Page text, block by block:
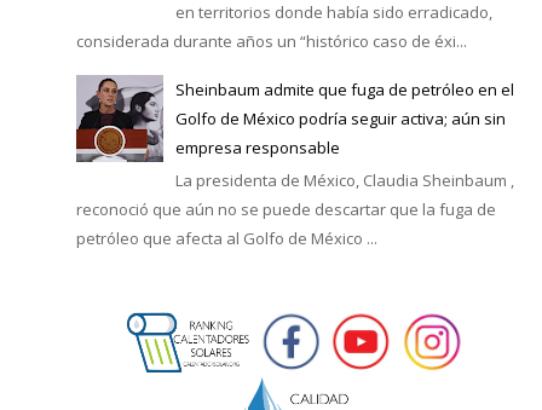
en territorios donde había sido erradicado,
considerada durante años un “histórico caso de éxi...
Sheinbaum admite que fuga de petróleo en el
Golfo de México podría seguir activa; aún sin
empresa responsable
La presidenta de México, Claudia Sheinbaum ,
reconoció que aún no se puede descartar que la fuga de
petróleo que afecta al Golfo de México ...